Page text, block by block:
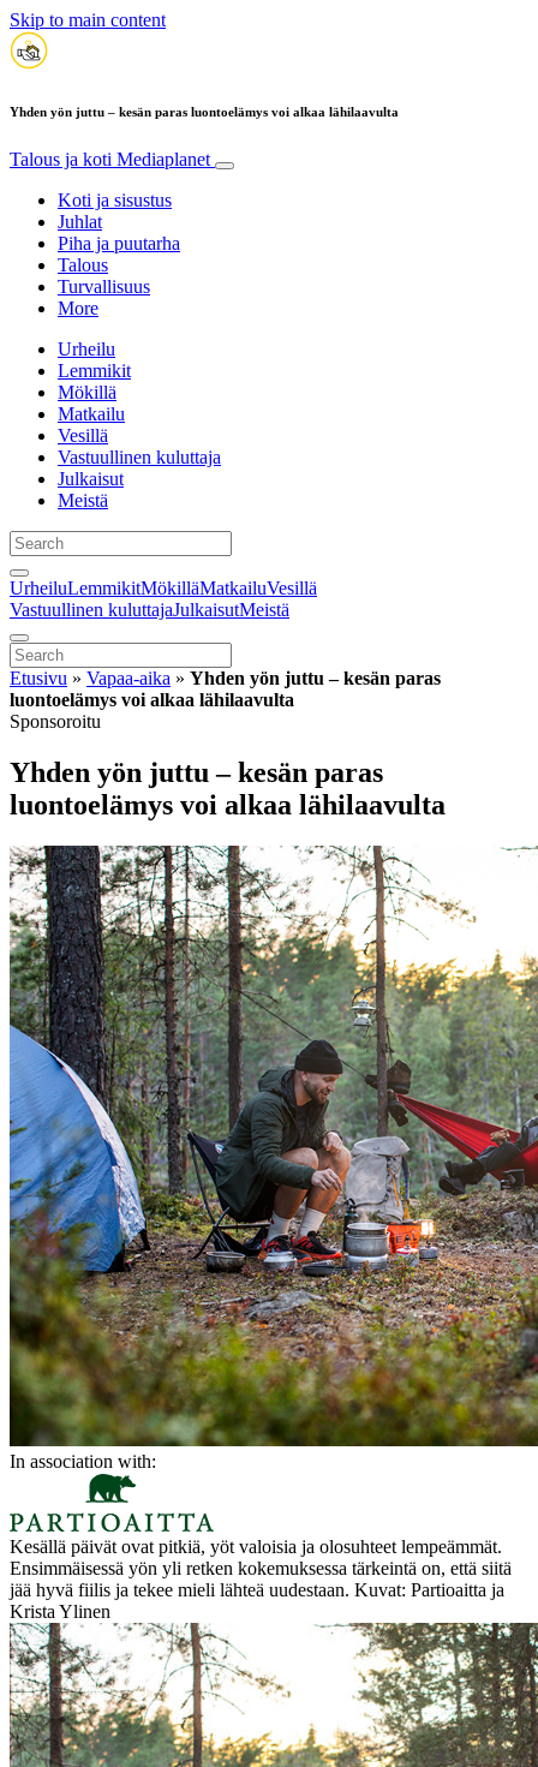
Skip to main content
Yhden yön juttu – kesän paras luontoelämys voi alkaa lähilaavulta
Talous ja koti Mediaplanet
Koti ja sisustus
Juhlat
Piha ja puutarha
Talous
Turvallisuus
More
Urheilu
Lemmikit
Mökillä
Matkailu
Vesillä
Vastuullinen kuluttaja
Julkaisut
Meistä
UrheiluLemmikitMökilläMatkailuVesillä
Vastuullinen kuluttajaJulkaisutMeistä
Etusivu » Vapaa-aika » Yhden yön juttu – kesän paras
luontoelämys voi alkaa lähilaavulta
Sponsoroitu
Yhden yön juttu – kesän paras
luontoelämys voi alkaa lähilaavulta
In association with:
Kesällä päivät ovat pitkiä, yöt valoisia ja olosuhteet lempeämmät.
Ensimmäisessä yön yli retken kokemuksessa tärkeintä on, että siitä
jää hyvä fiilis ja tekee mieli lähteä uudestaan. Kuvat: Partioaitta ja
Krista Ylinen